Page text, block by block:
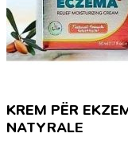
KREM PËR
NATYRALE